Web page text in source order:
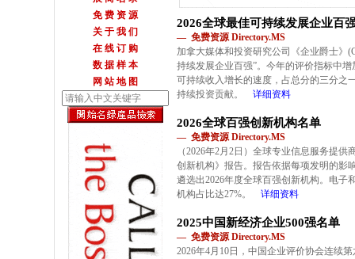
免 费 资 源
关 于 我 们
在 线 订 购
数 据 样 本
网 站 地 图
2026全球最佳可持续发展企业百
— 免费资源 Directory.MS
加拿大媒体和投资研究公司《企业爵士》
持续发展企业百强”。今年的评价指标中
可持续收入增长的速度，占总分的三分之
持续投资贡献。
详细资料
2026全球百强创新机构名单
— 免费资源 Directory.MS
（2026年2月2日）全球专业信息服务提供
创新机构》报告。报告依据每项发明的影
遴选出2026年度全球百强创新机构。电子
机构占比达27%。
详细资料
2025中国新经济企业500强名单
— 免费资源 Directory.MS
2026年4月10日，中国企业评价协会连续